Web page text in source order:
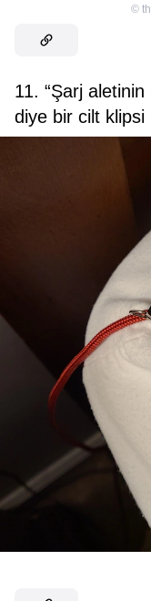
©
11. “Şarj
diye bir cilt klipsi